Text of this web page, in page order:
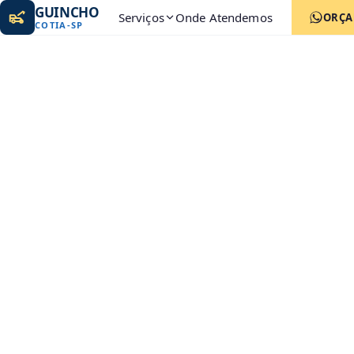
GUINCHO
COTIA-SP Serviços Onde Atendemos